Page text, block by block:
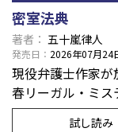
密室法典
著者 五十嵐律人
発売日 2026年07月24
現役弁護士作家が
春リーガル・ミス
試し読み